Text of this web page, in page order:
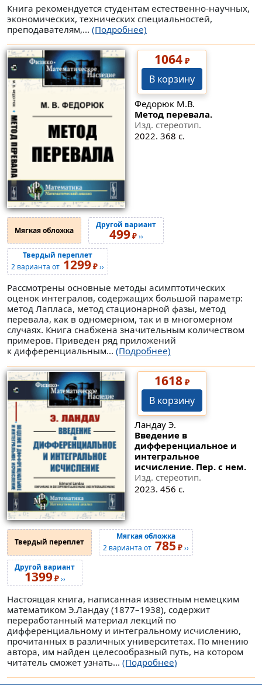
Книга рекомендуется студентам естественно-научных,
экономических, технических специальностей,
преподавателям,... (Подробнее)
1064₽
В корзину
Федорюк М.В.
Метод перевала.
Изд. стереотип.
2022. 368 с.
Мягкая обложка
Другой вариант
499₽››
Твердый переплет
2 варианта от 1299₽››
Рассмотрены основные методы асимптотических
оценок интегралов, содержащих большой параметр:
метод Лапласа, метод стационарной фазы, метод
перевала, как в одномерном, так и в многомерном
случаях. Книга снабжена значительным количеством
примеров. Приведен ряд приложений
к дифференциальным... (Подробнее)
1618₽
В корзину
Ландау Э.
Введение в
дифференциальное и
интегральное
исчисление. Пер. с нем.
Изд. стереотип.
2023. 456 с.
Твердый переплет
Мягкая обложка
2 варианта от 785 ₽››
Другой вариант
1399₽››
Настоящая книга, написанная известным немецким
математиком Э.Ландау (1877–1938), содержит
переработанный материал лекций по
дифференциальному и интегральному исчислению,
прочитанных в различных университетах. По мнению
автора, им найден целесообразный путь, на котором
читатель сможет узнать... (Подробнее)